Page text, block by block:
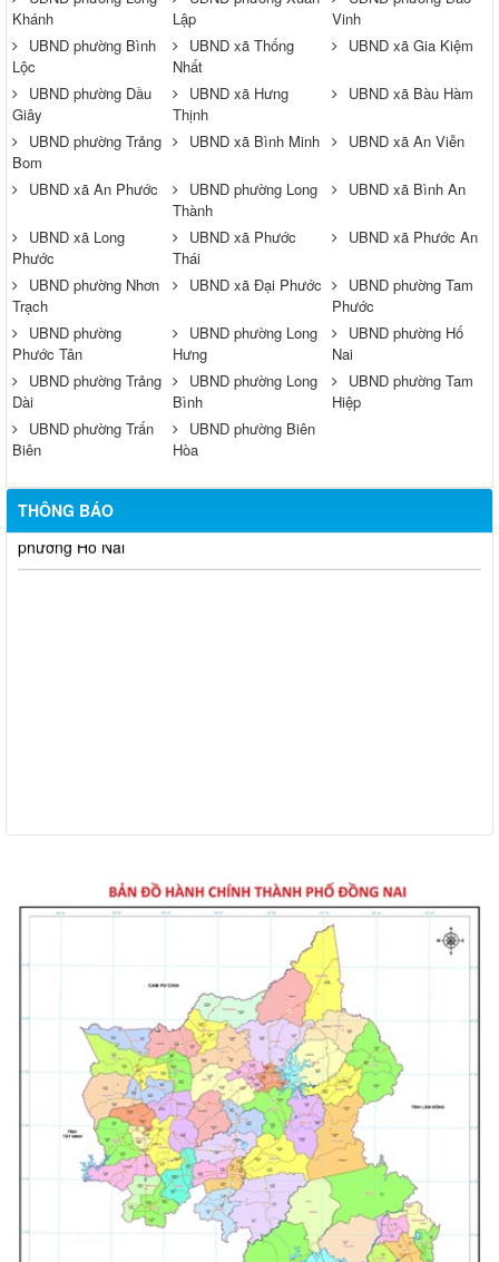
Khánh
Lập
Vinh
UBND phường Bình
Lộc
UBND xã Thống
Nhất
UBND xã Gia Kiệm
UBND phường Dầu
Giây
UBND xã Hưng
Thịnh
UBND xã Bàu Hàm
UBND phường Trảng
Bom
UBND xã Bình Minh UBND xã An Viễn
UBND xã An Phước
UBND phường Long
Thành
UBND xã Bình An
UBND xã Long
Phước
UBND xã Phước
Thái
UBND xã Phước An
UBND phường Nhơn
Trạch
UBND xã Đại Phước
UBND phường Tam
Phước
UBND phường
Phước Tân
UBND phường Long
Hưng
UBND phường Hố
Nai
UBND phường Trảng
Dài
UBND phường Long
Bình
UBND phường Tam
Hiệp
UBND phường Trấn
Biên
UBND phường Biên
Hòa
THÔNG BÁO
Thông báo về việc tuyển dụng viên chức năm 2026
Công khai thông tin vi phạm pháp luật trong lĩnh vực đất đai, tại